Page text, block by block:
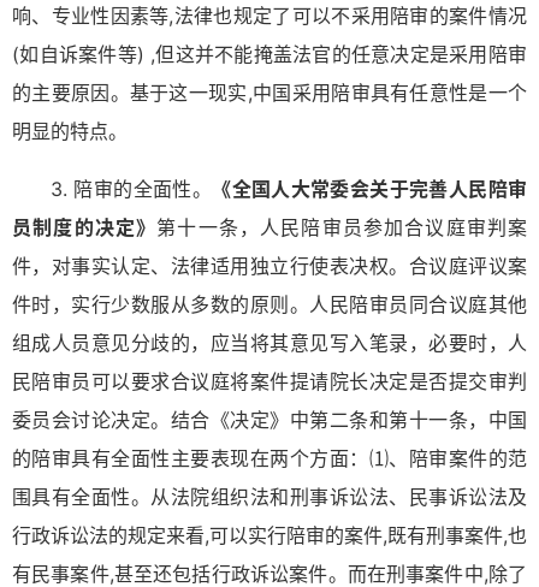
响、专业性因素等,法律也规定了可以不采用陪审的案件情况
(如自诉案件等) ,但这并不能掩盖法官的任意决定是采用陪审
的主要原因。基于这一现实,中国采用陪审具有任意性是一个
明显的特点。
3. 陪审的全面性。
《全国人大常委会关于完善人民陪审
员制度的决定》 第十一条，人民陪审员参加合议庭审判案
件，对事实认定、法律适用独立行使表决权。合议庭评议案
件时，实行少数服从多数的原则。人民陪审员同合议庭其他
组成人员意见分歧的，应当将其意见写入笔录，必要时，人
民陪审员可以要求合议庭将案件提请院长决定是否提交审判
委员会讨论决定。结合《决定》中第二条和第十一条，中国
的陪审具有全面性主要表现在两个方面：⑴、陪审案件的范
围具有全面性。从法院组织法和刑事诉讼法、民事诉讼法及
行政诉讼法的规定来看,可以实行陪审的案件,既有刑事案件,也
有民事案件,甚至还包括行政诉讼案件。而在刑事案件中,除了